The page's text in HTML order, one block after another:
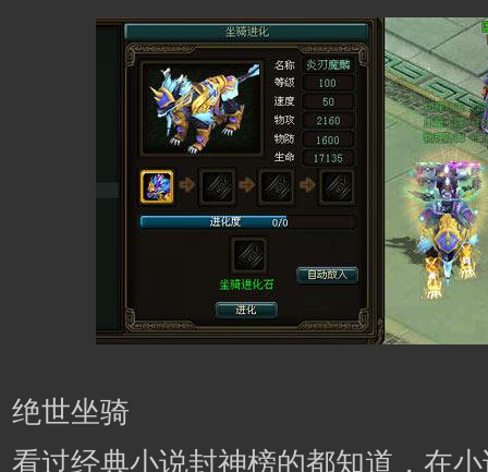
绝世坐骑
看过经典小说封神榜的都知道，在